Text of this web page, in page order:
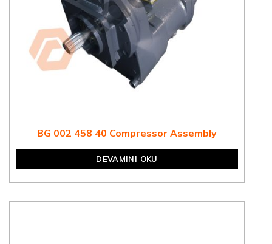
BG 002 458 40 Compressor Assembly
DEVAMINI OKU